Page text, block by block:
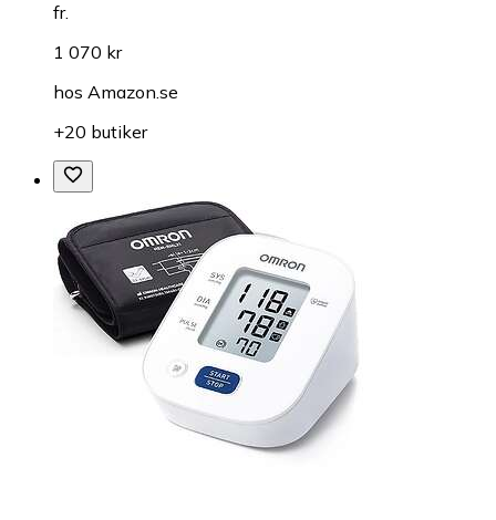
fr.
1 070 kr
hos Amazon.se
+20 butiker